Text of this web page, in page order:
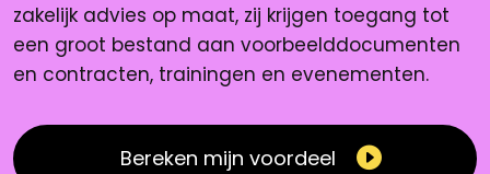
zakelijk advies op maat, zij krijgen toegang tot
een groot bestand aan voorbeelddocumenten
en contracten, trainingen en evenementen.
Bereken mijn voordeel